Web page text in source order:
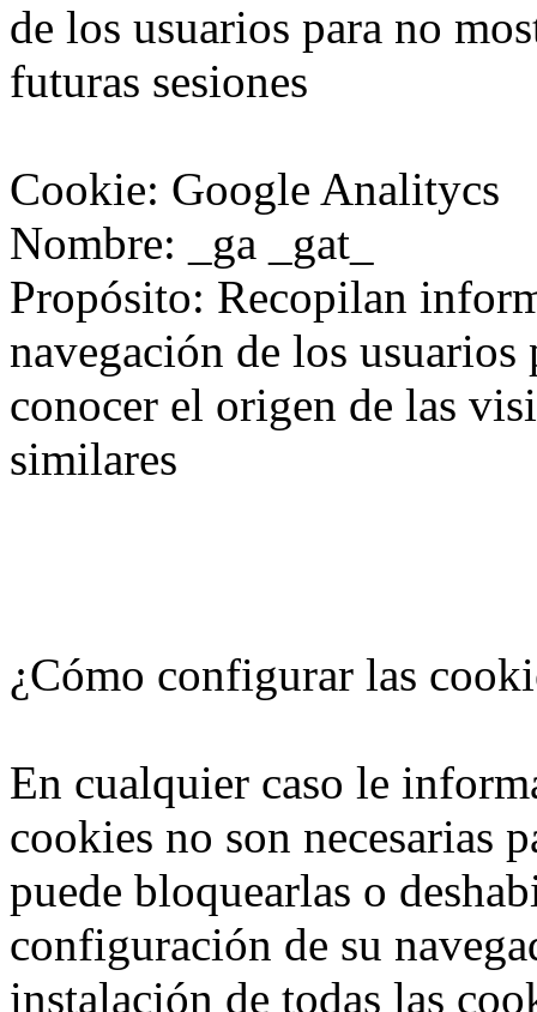
de los usuarios para no
futuras sesiones
Cookie: Google Analitycs
Nombre: _ga _gat_
Propósito: Recopilan
navegación de los
conocer el origen de las
similares
¿Cómo configurar las
En cualquier caso le
cookies no son necesarias
puede bloquearlas o
configuración de su
instalación de todas las